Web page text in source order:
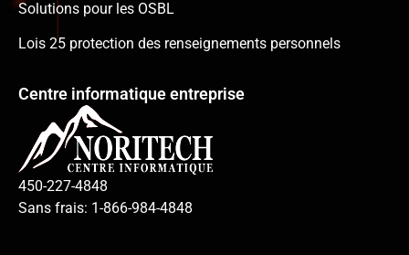
Solutions pour les OSBL
Lois 25 protection des renseignements personnels
Centre informatique entreprise
450-227-4848
Sans frais: 1-866-984-4848